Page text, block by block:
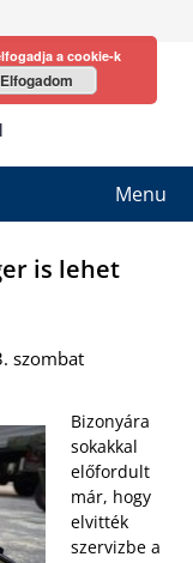
Menu
is lehet
szombat
Bizonyára
sokakkal
előfordult
már, hogy
elvitték
szervizbe a
a cookie-k
Elfogadom